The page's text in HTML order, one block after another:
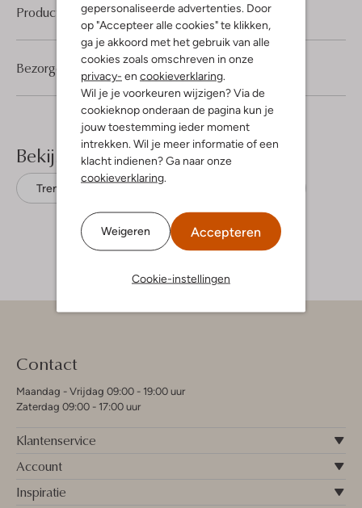
gepersonaliseerde advertenties. Door
op "Accepteer alle cookies" te klikken,
ga je akkoord met het gebruik van alle
cookies zoals omschreven in onze
privacy- en cookieverklaring
Wil je je voorkeuren wijzigen? Via de
cookieknop onderaan de pagina kun je
jouw toestemming ieder moment
intrekken. Wil je meer informatie of een
klacht indienen? Ga naar onze
cookieverklaring
Weigeren Accepteren
Cookie-instellingen
Product informatie
Bezorgen & retourneren
Bekijk meer
Trenchcoats Mayoral
Contact
Maandag - Vrijdag 09:00 - 19:00 uur
Zaterdag 09:00 - 17:00 uur
Klantenservice
Account
Inspiratie